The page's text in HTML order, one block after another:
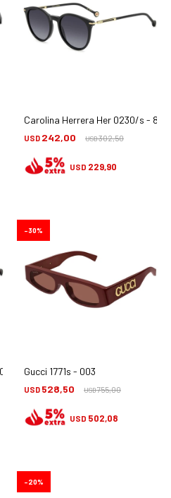
Carolina Herrera Her 0230/s -
USD 242,00 USD302,50
USD 229,90
Gucci 1771s - 003
USD 528,50 USD755,00
30
USD 502,08
20